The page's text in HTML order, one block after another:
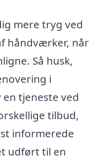
mere tryg ved
håndværker, når
Så husk,
i
tjeneste ved
tilbud,
informerede
udført til en